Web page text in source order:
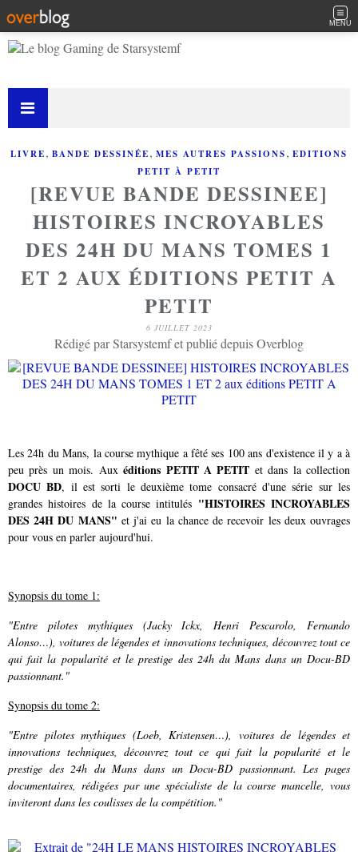
MENU
LIVRE, BANDE DESSINÉE, MES AUTRES PASSIONS, EDITIONS
PETIT À PETIT
[REVUE BANDE DESSINEE]
HISTOIRES INCROYABLES
DES 24H DU MANS TOMES 1
ET 2 AUX ÉDITIONS PETIT A
PETIT
6 JUILLET 2023
Rédigé par Starsystemf et publié depuis Overblog
Les 24h du Mans, la course mythique a fêté ses 100 ans d'existence il y a à
peu près un mois. Auxéditions PETIT A PETIT et dans la collection
DOCU BD, il est sorti le deuxième tome consacré d'une série sur les
grandes histoires de la course intitulés "HISTOIRES INCROYABLES
DES 24H DU MANS" et j'ai eu la chance de recevoir les deux ouvrages
pour vous en parler aujourd'hui.
Synopsis du tome 1:
"Entre pilotes mythiques (Jacky Ickx, Henri Pescarolo, Fernando
Alonso…), voitures de légendes et innovations techniques, découvrez tout ce
qui fait la popularité et le prestige des 24h du Mans dans un Docu-BD
passionnant."
Synopsis du tome 2:
"Entre pilotes mythiques (Loeb, Kristensen…), voitures de légendes et
innovations techniques, découvrez tout ce qui fait la popularité et le
prestige des 24h du Mans dans un Docu-BD passionnant. Les pages
documentaires, rédigées par une spécialiste de la course mancelle, vous
inviteront dans les coulisses de la compétition."